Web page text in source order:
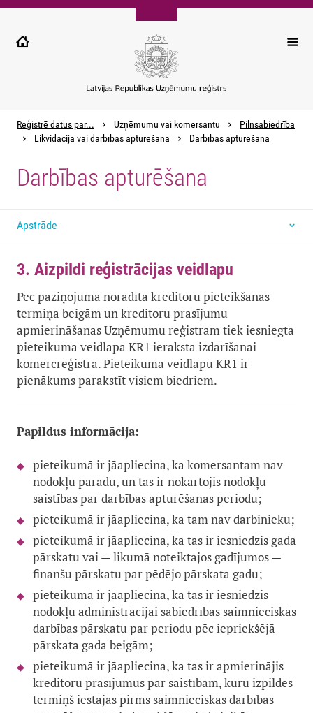
Pārlekt
galveno
Reģistrē datus par... Uzņēmumu vai komersantu
Pilnsabiedrība
Likvidācija vai darbības apturēšana
Darbības apturēšana
Darbības apturēšana
Apstrāde
3. Aizpildi reģistrācijas veidlapu
Pēc paziņojumā norādītā kreditoru pieteikšanās
termiņa beigām un kreditoru prasījumu
apmierināšanas Uzņēmumu reģistram tiek iesniegta
pieteikuma veidlapa KR1 ieraksta izdarīšanai
komercreģistrā.Pieteikuma veidlapu KR1 ir
pienākums parakstīt visiem biedriem.
Papildus informācija:
pieteikumā ir jāapliecina, ka komersantam nav
nodokļu parādu, un tas ir nokārtojis nodokļu
saistības par darbības apturēšanas periodu;
pieteikumā ir jāapliecina, ka tam nav darbinieku;
pieteikumā ir jāapliecina, ka tas ir iesniedzis gada
pārskatu vai — likumā noteiktajos gadījumos —
finanšu pārskatu par pēdējo pārskata gadu;
pieteikumā ir jāapliecina, ka tas ir iesniedzis
nodokļu administrācijai sabiedrības saimnieciskās
darbības pārskatu par periodu pēc iepriekšējā
pārskata gada beigām;
pieteikumā ir jāapliecina, ka tas ir apmierinājis
kreditoru prasījumus par saistībām, kuru izpildes
termiņš iestājas pirms saimnieciskās darbības